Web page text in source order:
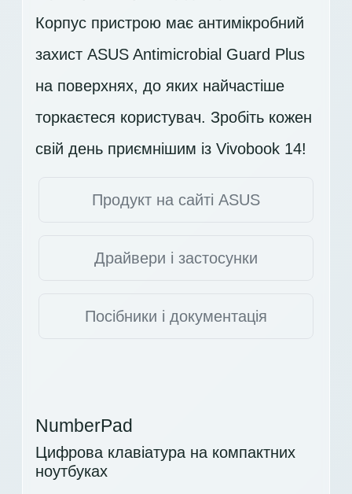
Корпус пристрою має антимікробний
захист ASUS Antimicrobial Guard Plus
на поверхнях, до яких найчастіше
торкаєтеся користувач. Зробіть кожен
свій день приємнішим із Vivobook 14!
Продукт на сайті ASUS
Драйвери і застосунки
Посібники і документація
NumberPad
Цифрова клавіатура на компактних
ноутбуках